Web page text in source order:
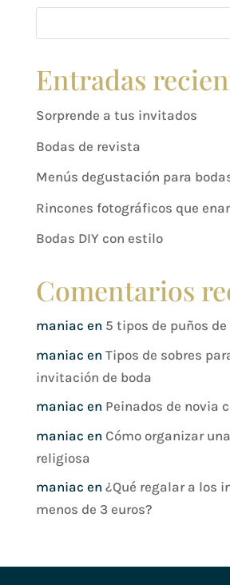
Entradas
Sorprende a tus invitados
Bodas de revista
Menús degustación para
Rincones fotográficos que
Bodas DIY con estilo
Comentarios
maniac en 5 tipos de puños
maniac en Tipos de sobres
invitación de boda
maniac en Peinados de novia
maniac en Cómo organizar
religiosa
maniac en ¿Qué regalar a los
menos de 3 euros?